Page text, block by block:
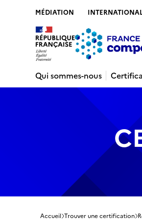
MÉDIATION
Qui sommes-nous
Accueil Trouver une certification